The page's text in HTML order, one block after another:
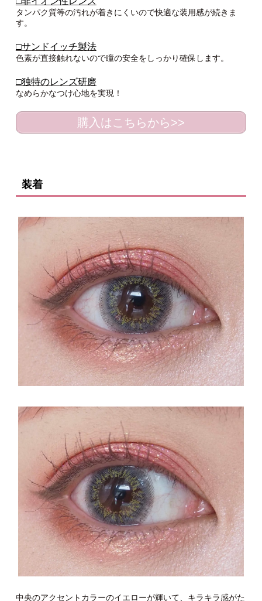
タンパク質等の汚れが着きにくいので快適な装用感が続きま
す。
□サンドイッチ製法
色素が直接触れないので瞳の安全をしっかり確保します。
□独特のレンズ研磨
なめらかなつけ心地を実現！
購入はこちらから>>
装着
中央のアクセントカラーのイエローが輝いて、キラキラ感がた